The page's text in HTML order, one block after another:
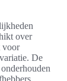
over
voor
De